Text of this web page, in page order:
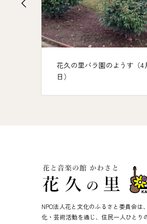
花久の里バラ園のようす（4
日）
NPO法人花と文化のふるさと委員会は
化・芸術活動を通じ、住民一人ひとり